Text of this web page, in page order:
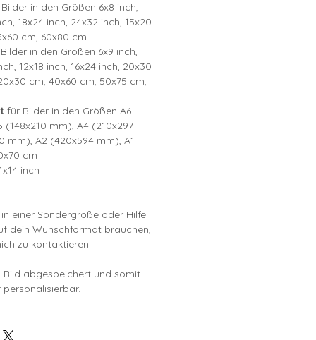
in den Größen 6x8 inch,
18x24 inch, 24x32 inch, 15x20
cm, 60x80 cm
in den Größen 6x9 inch,
12x18 inch, 16x24 inch, 20x30
cm, 40x60 cm, 50x75 cm,
für Bilder in den Größen A6
(148x210 mm), A4 (210x297
mm), A2 (420x594 mm), A1
cm
inch
einer Sondergröße oder Hilfe
dein Wunschformat brauchen,
zu kontaktieren.
Bild abgespeichert und somit